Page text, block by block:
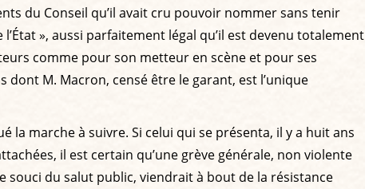
du Conseil qu’il avait cru pouvoir nommer sans tenir
», aussi parfaitement légal qu’il est devenu totalement
comme pour son metteur en scène et pour ses
M. Macron, censé être le garant, est l’unique
la marche à suivre. Si celui qui se présenta, il y a huit ans
il est certain qu’une grève générale, non violente
souci du salut public, viendrait à bout de la résistance